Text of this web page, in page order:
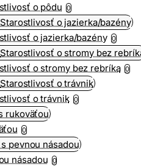
o pôdu 0
o jazierka/bazény 0
o stromy bez rebríka 0
o trávnik 0
0
násadou 0